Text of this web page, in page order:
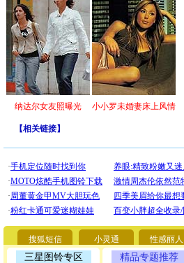
纳达尔女友照曝光 小小罗未婚妻床上风情
【相关链接】
搜狐短信 小灵通 性感丽人
三星图铃专区 精品专题推荐